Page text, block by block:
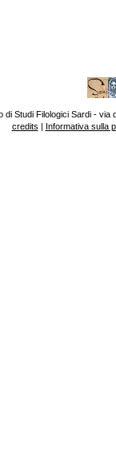
di Studi Filologici Sardi - via
credits | Informativa sulla